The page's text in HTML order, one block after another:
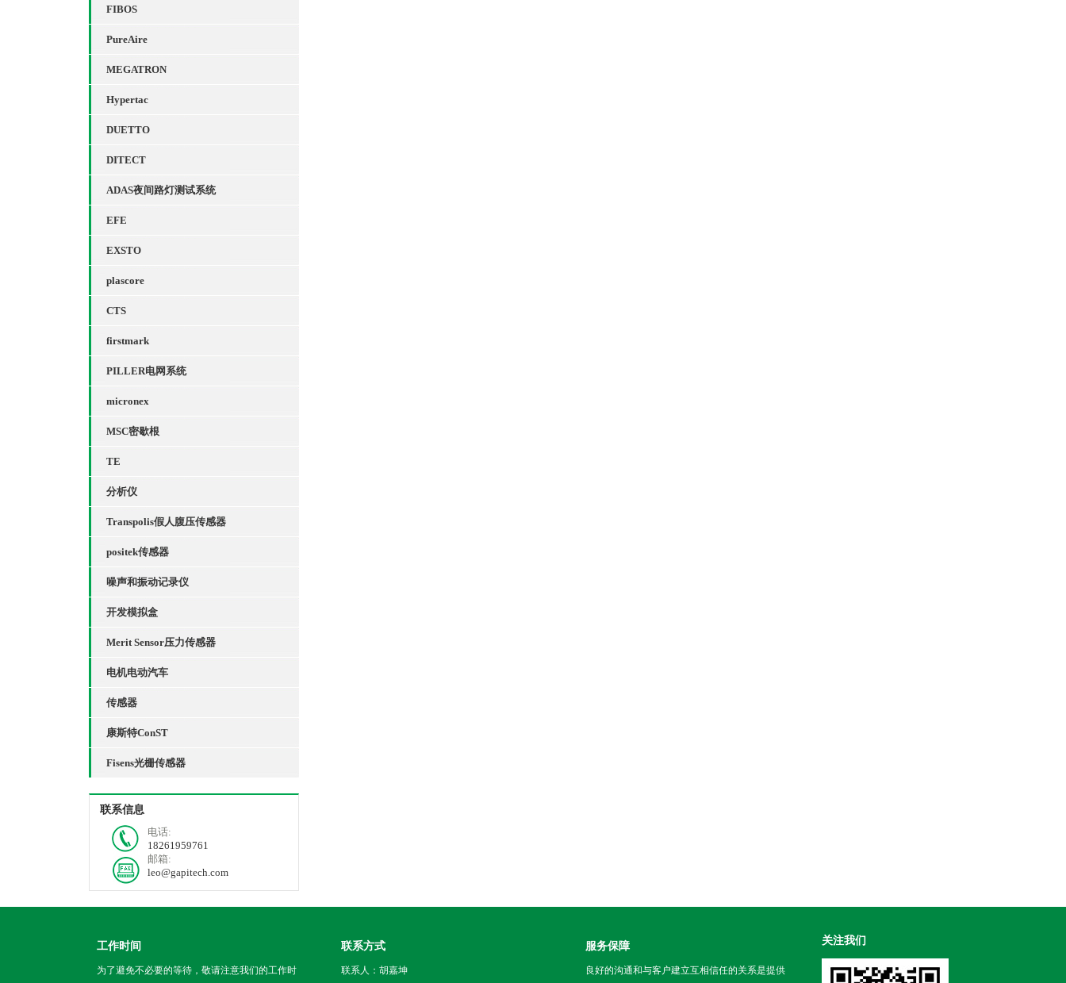
FIBOS
PureAire
MEGATRON
Hypertac
DUETTO
DITECT
ADAS夜间路灯测试系统
EFE
EXSTO
plascore
CTS
firstmark
PILLER电网系统
micronex
MSC密歇根
TE
分析仪
Transpolis假人腹压传感器
positek传感器
噪声和振动记录仪
开发模拟盒
Merit Sensor压力传感器
电机电动汽车
传感器
康斯特ConST
Fisens光栅传感器
联系信息
电话:
18261959761
邮箱:
leo@gapitech.com
工作时间
为了避免不必要的等待，敬请注意我们的工作时
联系方式
联系人：胡嘉坤
服务保障
良好的沟通和与客户建立互相信任的关系是提供
关注我们